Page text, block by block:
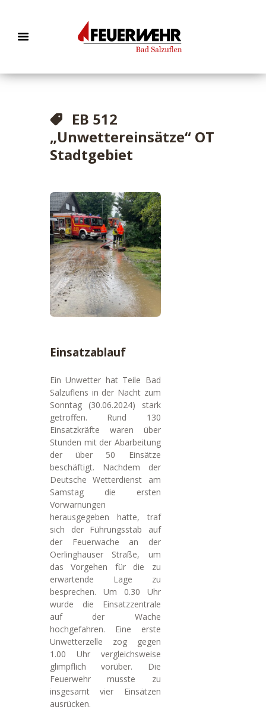
EB 512
„Unwettereinsätze“ OT
Stadtgebiet
Einsatzablauf
Ein Unwetter hat Teile Bad
Salzuflens in der Nacht zum
Sonntag (30.06.2024) stark
getroffen. Rund 130
Einsatzkräfte waren über
Stunden mit der Abarbeitung
der über 50 Einsätze
beschäftigt. Nachdem der
Deutsche Wetterdienst am
Samstag die ersten
Vorwarnungen
herausgegeben hatte, traf
sich der Führungsstab auf
der Feuerwache an der
Oerlinghauser Straße, um
das Vorgehen für die zu
erwartende Lage zu
besprechen. Um 0.30 Uhr
wurde die Einsatzzentrale
auf der Wache
hochgefahren. Eine erste
Unwetterzelle zog gegen
1.00 Uhr vergleichsweise
glimpflich vorüber. Die
Feuerwehr musste zu
insgesamt vier Einsätzen
ausrücken.